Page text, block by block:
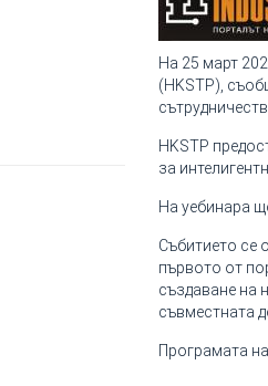
На 25 март
(HKSTP),
HKSTP
за
На уебинара
Събитието се
първото от
създаване на
съвместната
Програмата